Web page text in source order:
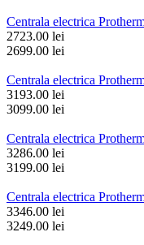
Centrala electrica
2723.00 lei
2699.00 lei
Centrala electrica
3193.00 lei
3099.00 lei
Centrala electrica
3286.00 lei
3199.00 lei
Centrala electrica
3346.00 lei
3249.00 lei